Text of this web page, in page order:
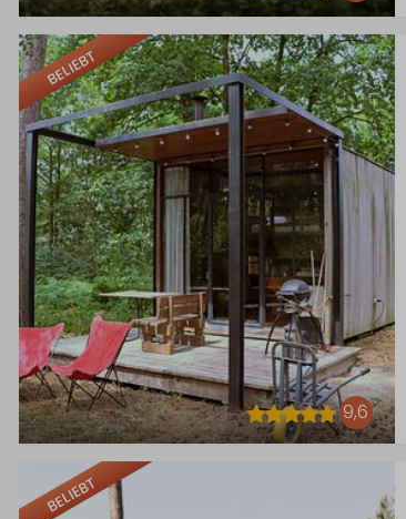
BELIEBT
9,6
BELIEBT